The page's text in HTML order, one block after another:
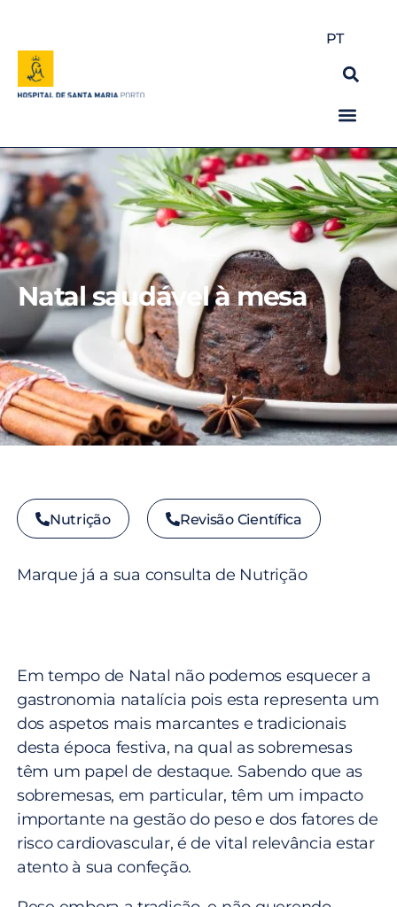
PT
Natal saudável à mesa
Nutrição Revisão Científica
Marque já a sua consulta de Nutrição
Em tempo de Natal não podemos esquecer a
gastronomia natalícia pois esta representa um
dos aspetos mais marcantes e tradicionais
desta época festiva, na qual as sobremesas
têm um papel de destaque. Sabendo que as
sobremesas, em particular, têm um impacto
importante na gestão do peso e dos fatores de
risco cardiovascular, é de vital relevância estar
atento à sua confeção.